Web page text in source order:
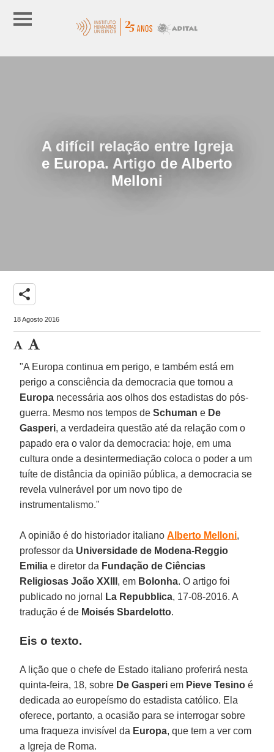
A difícil relação entre Igreja
e Europa. Artigo de Alberto
Melloni
share
18 Agosto 2016
"A Europa continua em perigo, e também está em
perigo a consciência da democracia que tornou a
Europa necessária aos olhos dos estadistas do pós-
guerra. Mesmo nos tempos deSchuman e De
Gasperi, a verdadeira questão até da relação com o
papado era o valor da democracia: hoje, em uma
cultura onde a desintermediação coloca o poder a um
tuíte de distância da opinião pública, a democracia se
revela vulnerável por um novo tipo de
instrumentalismo."
A opinião é do historiador italianoAlberto Melloni,
professor da Universidade de Modena-Reggio
Emilia e diretor da Fundação de Ciências
Religiosas João XXIII , em Bolonha. O artigo foi
publicado no jornal
La Repubblica, 17-08-2016. A
tradução é de Moisés Sbardelotto.
Eis o texto.
A lição que o chefe de Estado italiano proferirá nesta
quinta-feira, 18, sobre De Gasperi em Pieve Tesino é
dedicada ao europeísmo do estadista católico. Ela
oferece, portanto, a ocasião para se interrogar sobre
uma fraqueza invisível da Europa, que tem a ver com
a Igreja de Roma.